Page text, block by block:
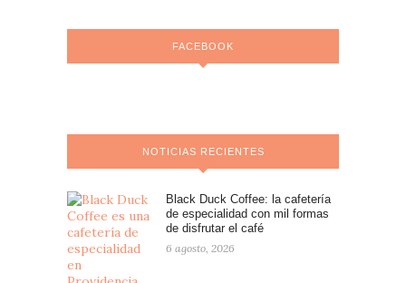
FACEBOOK
NOTICIAS RECIENTES
Black Duck Coffee: la cafetería
de especialidad con mil formas
de disfrutar el café
6 agosto, 2026